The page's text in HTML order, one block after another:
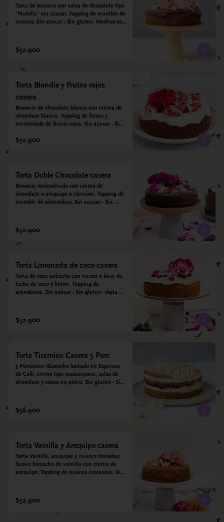
Torta de banano con salsa de chocolate tipo
"Nutella" sin azucar. Topping de crumble de
nueces. Sin azúcar - Sin gluten. Hechos con
$52.900
Torta Blondie y Frutos rojos
casera
Brownie de chocolate blanco con crema de
chocolate blanco. Topping de fresas y
mermelada de frutos rojos. Sin azúcar - Sin
harina quinoa, arroz y coco. Endulzada con
$52.900
Torta Doble Chocolate casera
Brownie melcochudo con crema de
chocolate o arequipe a elección. Topping de
crumble de almendras. Sin azúcar - Sin
Endulzada con estevia.
$52.900
Torta Limonada de coco casera
Torta de coco cubierta con crema a base de
leche de coco y limón. Topping de
arándanos. Sin azúcar - Sin gluten - Apta
$52.900
Torta Tiramisu Casera 5 Porc
5 Porciones -Bizcocho bañado en Espresso
de Cafe, crema tipo mascarpone, salsa de
chocolate y cocoa en polvo. Sin gluten - Sin
$58.900
Torta Vainilla y Arequipe casera
Torta Vainilla, arequipe y nueces tostadas:
Suave bizcocho de vainilla con crema de
arequipe: Topping de nueces crocantes. Sin
Endulzada con estevia.
$52.900